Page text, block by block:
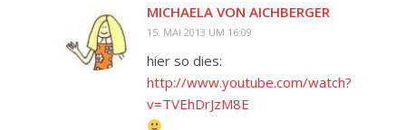
MICHAELA VON AICHBERGER
15. MAI 2013 UM 16:09
hier so dies:
http://www.youtube.com/watch?
v=TVEhDrJzM8E